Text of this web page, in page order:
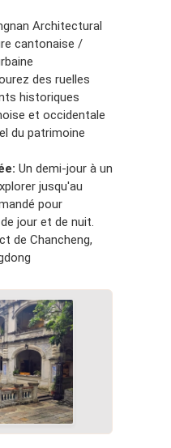
Architectural
cantonaise /
des ruelles
historiques
et occidentale
du patrimoine
Un demi-jour à un
jusqu'au
pour
jour et de nuit.
de Chancheng,